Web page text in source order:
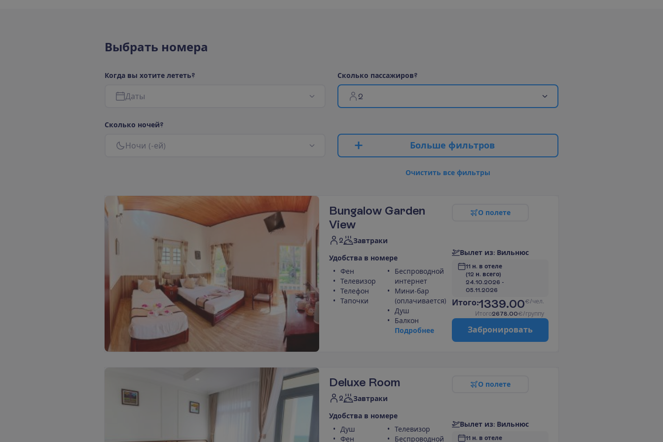
Выбрать номера
Когда вы хотите лететь?
Даты
Сколько пассажиров?
2
Сколько ночей?
Ночи (-ей) Больше фильтров
Очистить все фильтры
Bungalow Garden
View
2 Завтраки
Удобства в номере
Фен
Телевизор
Телефон
Тапочки
Беспроводной
интернет
Мини-бар
(оплачивается)
Душ
Балкон
Подробнее
Вылет из: Вильнюс
11 н. в отеле
(12 н. всего)
24.10.2026 -
05.11.2026
Итого:1339.00€/чел.
Итого2678.00€/группу
О полете
Забронировать
Deluxe Room
2 Завтраки
Удобства в номере
Душ
Фен
Телевизор
Беспроводной
Вылет из: Вильнюс
11 н. в отеле
О полете